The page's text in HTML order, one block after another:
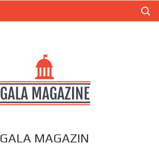
GALA MAGAZIN